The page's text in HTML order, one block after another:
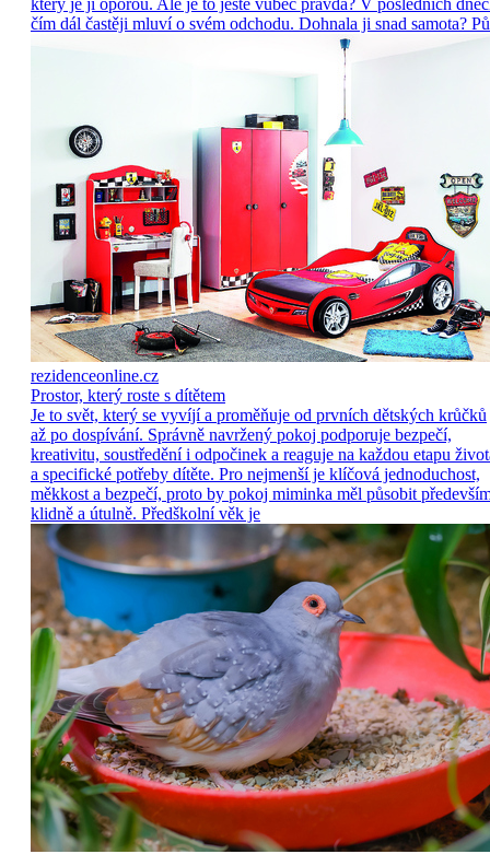
čím dál častěji mluví o svém odchodu. Dohnala ji snad samota?
rezidenceonline.cz
Prostor, který roste s dítětem
Je to svět, který se vyvíjí a proměňuje od prvních dětských krůčků
až po dospívání. Správně navržený pokoj podporuje bezpečí,
kreativitu, soustředění i odpočinek a reaguje na každou etapu
a specifické potřeby dítěte. Pro nejmenší je klíčová jednoduchost,
měkkost a bezpečí, proto by pokoj miminka měl působit
klidně a útulně. Předškolní věk je